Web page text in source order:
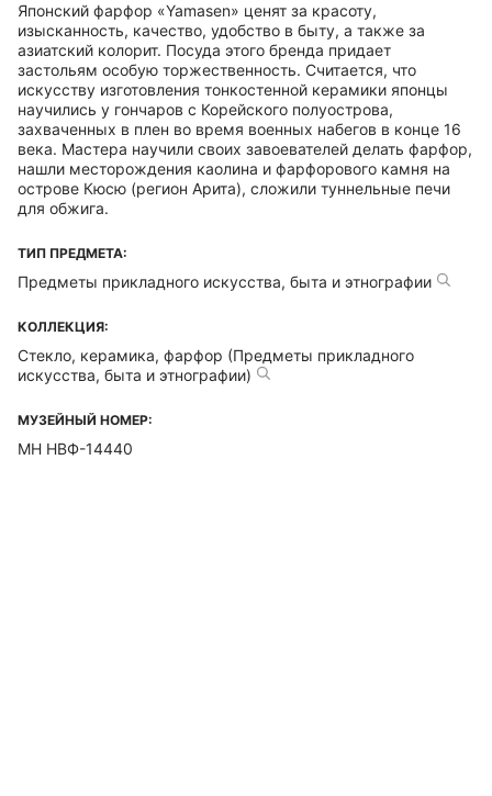
Японский фарфор «Yamasen» ценят за красоту,
изысканность, качество, удобство в быту, а также за
азиатский колорит. Посуда этого бренда придает
застольям особую торжественность. Считается, что
искусству изготовления тонкостенной керамики японцы
научились у гончаров с Корейского полуострова,
захваченных в плен во время военных набегов в конце 16
века. Мастера научили своих завоевателей делать фарфор,
нашли месторождения каолина и фарфорового камня на
острове Кюсю (регион Арита), сложили туннельные печи
для обжига.
ТИП ПРЕДМЕТА:
Предметы прикладного искусства, быта и этнографии
КОЛЛЕКЦИЯ:
Стекло, керамика, фарфор (Предметы прикладного
искусства, быта и этнографии)
МУЗЕЙНЫЙ НОМЕР:
МН НВФ-14440